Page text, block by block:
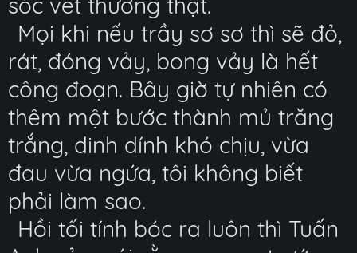
Mọi khi nếu trầy sơ sơ thì sẽ đỏ,
rát, đóng vảy, bong vảy là hết
công đoạn. Bây giờ tự nhiên có
thêm một bước thành mủ trăng
trắng, dinh dính khó chịu, vừa
đau vừa ngứa, tôi không biết
phải làm sao.
Hồi tối tính bóc ra luôn thì Tuấn